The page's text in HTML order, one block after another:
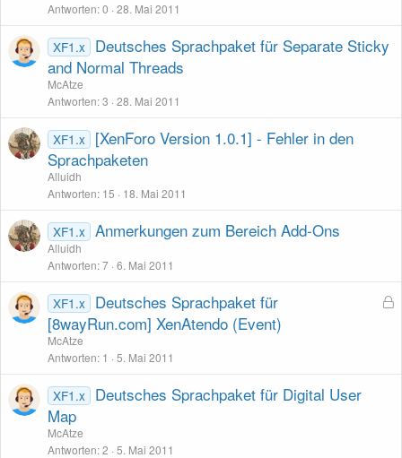
Antworten 0 28. Mai 2011
XF1.x
Deutsches Sprachpaket für Separate Sticky
and Normal Threads
McAtze
Antworten 3 28. Mai 2011
XF1.x
[XenForo Version 1.0.1] - Fehler in den
Sprachpaketen
Alluidh
Antworten 15 18. Mai 2011
XF1.x Anmerkungen zum Bereich Add-Ons
Alluidh
Antworten 7 6. Mai 2011
XF1.x
Deutsches Sprachpaket für
[8wayRun.com] XenAtendo (Event)
McAtze
Antworten 1 5. Mai 2011
XF1.x
Deutsches Sprachpaket für Digital User
Map
McAtze
Antworten 2 5. Mai 2011